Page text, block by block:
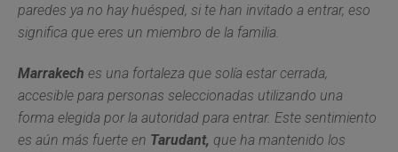
paredes ya no hay huésped, si te han invitado a entrar, eso
significa que eres un miembro de la familia.
Marrakech es una fortaleza que solía estar cerrada,
accesible para personas seleccionadas utilizando una
forma elegida por la autoridad para entrar. Este sentimiento
es aún más fuerte en Tarudant, que ha mantenido los